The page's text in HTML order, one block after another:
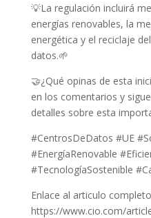
💡La regulación incluirá
energías renovables, la
energética y el reciclaje
datos.🌱
🤝¿Qué opinas de esta
en los comentarios y
detalles sobre esta
#CentrosDeDatos #UE
#EnergíaRenovable
#TecnologíaSostenible
Enlace al articulo
https://www.cio.com/